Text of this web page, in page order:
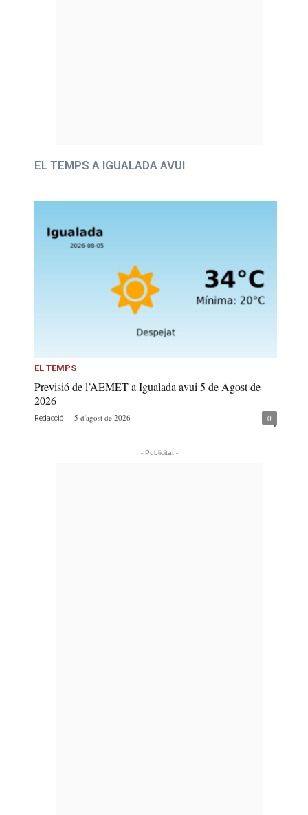
EL TEMPS A IGUALADA AVUI
EL TEMPS
Previsió de l’AEMET a Igualada avui 5 de Agost de
2026
Redacció - 5 d'agost de 2026 0
- Publicitat -